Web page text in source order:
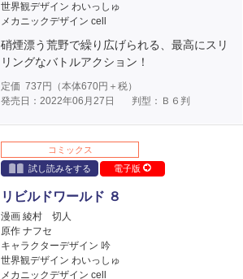
世界観デザイン わいっしゅ
メカニックデザイン cell
硝煙漂う荒野で繰り広げられる、最高にスリ
リングなバトルアクション！
定価 737 円（本体670円＋税）
発売日：2022年06月27日
判型：Ｂ６判
コミックス
試し読みをする
電子版
リビルドワールド ８
漫画 綾村 切人
原作 ナフセ
キャラクターデザイン 吟
世界観デザイン わいっしゅ
メカニックデザイン cell